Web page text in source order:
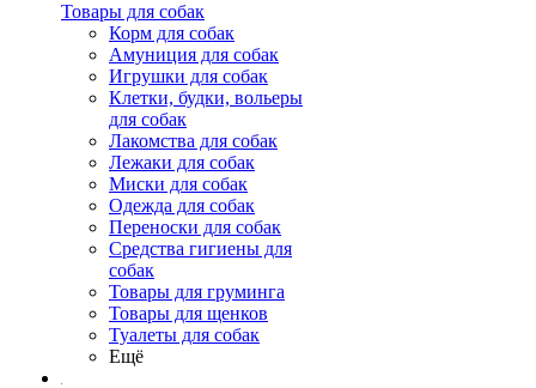
Товары для собак
Корм для собак
Амуниция для собак
Игрушки для собак
Клетки, будки, вольеры
для собак
Лакомства для собак
Лежаки для собак
Миски для собак
Одежда для собак
Переноски для собак
Средства гигиены для
собак
Товары для груминга
Товары для щенков
Туалеты для собак
Ещё